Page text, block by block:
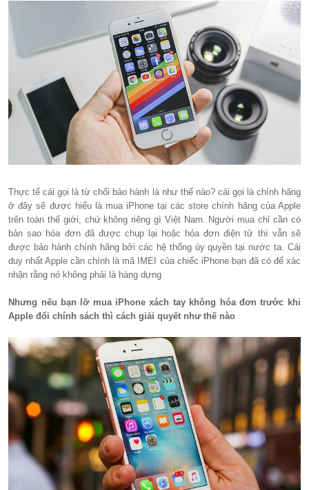
Thực tế cái gọi là từ chối bảo hành là như thế nào? cái gọi là chính hãng
ở đây sẽ được hiểu là mua iPhone tại các store chính hãng của Apple
trên toàn thế giới, chứ không riêng gì Việt Nam. Người mua chỉ cần có
bản sao hóa đơn đã được chụp lại hoặc hóa đơn điện tử thì vẫn sẽ
được bảo hành chính hãng bởi các hệ thống ủy quyền tại nước ta. Cái
duy nhất Apple cần chính là mã IMEI của chiếc iPhone bạn đã có để xác
nhận rằng nó không phải là hàng dựng
Nhưng nếu bạn lỡ mua iPhone xách tay không hóa đơn trước khi
Apple đổi chính sách thì cách giải quyết như thế nào